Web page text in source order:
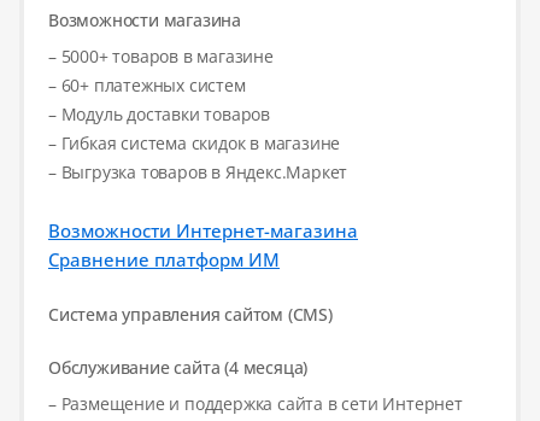
Возможности магазина
– 5000+ товаров в магазине
– 60+ платежных систем
– Модуль доставки товаров
– Гибкая система скидок в магазине
– Выгрузка товаров в Яндекс.Маркет
Возможности Интернет-магазина
Сравнение платформ ИМ
Система управления сайтом (CMS)
Обслуживание сайта (4 месяца)
– Размещение и поддержка сайта в сети Интернет